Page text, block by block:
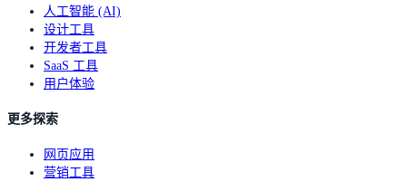
人工智能 (AI)
设计工具
开发者工具
SaaS 工具
用户体验
更多探索
网页应用
营销工具